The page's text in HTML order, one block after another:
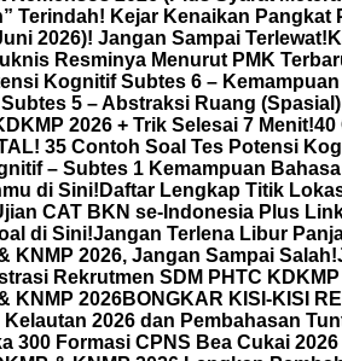
Terindah! Kejar Kenaikan
2026)! Jangan Sampai Terlewat!
Resminya Menurut PMK
Kognitif Subtes 6 –
5 – Abstraksi Ruang
2026 + Trik Selesai 7 Menit!40
35 Contoh Soal Tes Potensi
– Subtes 1 Kemampuan
di Sini! Daftar Lengkap Titik
CAT BKN se-Indonesia Plus
di Sini!Jangan Terlena Libur
KNMP 2026, Jangan Sampai Salah!
Rekrutmen SDM PHTC
KNMP 2026BONGKAR KISI-KISI
2026 dan Pembahasan
300 Formasi CPNS Bea Cukai